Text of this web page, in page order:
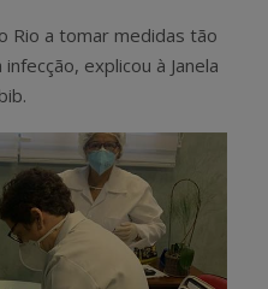
Rio a tomar medidas tão
explicou à Janela